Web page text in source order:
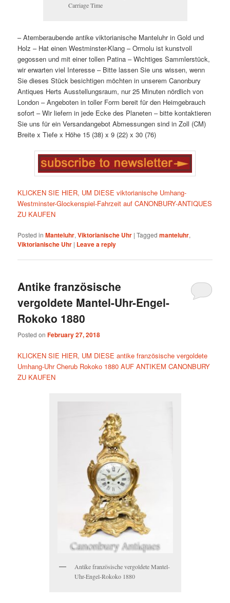
Carriage Time
– Atemberaubende antike viktorianische Manteluhr in Gold und
Holz – Hat einen Westminster-Klang – Ormolu ist kunstvoll
gegossen und mit einer tollen Patina – Wichtiges Sammlerstück,
wir erwarten viel Interesse – Bitte lassen Sie uns wissen, wenn
Sie dieses Stück besichtigen möchten in unserem Canonbury
Antiques Herts Ausstellungsraum, nur 25 Minuten nördlich von
London – Angeboten in toller Form bereit für den Heimgebrauch
sofort – Wir liefern in jede Ecke des Planeten – bitte kontaktieren
Sie uns für ein Versandangebot Abmessungen sind in Zoll (CM)
Breite x Tiefe x Höhe 15 (38) x 9 (22) x 30 (76)
KLICKEN SIE HIER, UM DIESE viktorianische Umhang-
Westminster-Glockenspiel-Fahrzeit auf CANONBURY-ANTIQUES
ZU KAUFEN
Posted in Manteluhr,Viktorianische Uhr |Tagged manteluhr,
Viktorianische Uhr | Leave a reply
Antike französische
vergoldete Mantel-Uhr-Engel-
Rokoko 1880
Posted onFebruary 27, 2018
KLICKEN SIE HIER, UM DIESE antike französische vergoldete
Umhang-Uhr Cherub Rokoko 1880 AUF ANTIKEM CANONBURY
ZU KAUFEN
Antike französische vergoldete Mantel-
Uhr-Engel-Rokoko 1880